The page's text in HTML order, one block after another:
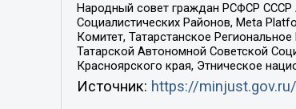
Народный совет граждан РСФСР СССР
Социалистических Районов, Meta
Комитет, Татарстанское
Татарской Автономной Советской
Красноярского края, Этническое
Источник: https://